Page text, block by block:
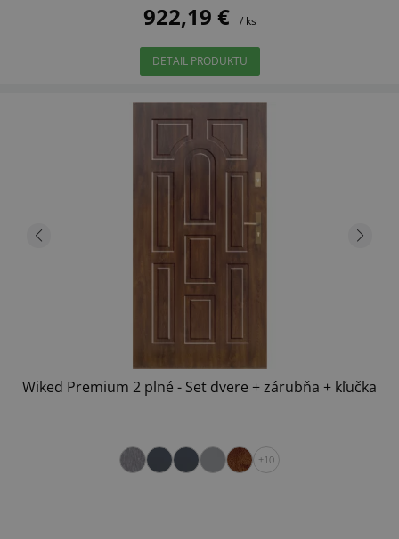
922,19 € / ks
DETAIL PRODUKTU
Wiked Premium 2 plné - Set dvere + zárubňa + kľučka
+10